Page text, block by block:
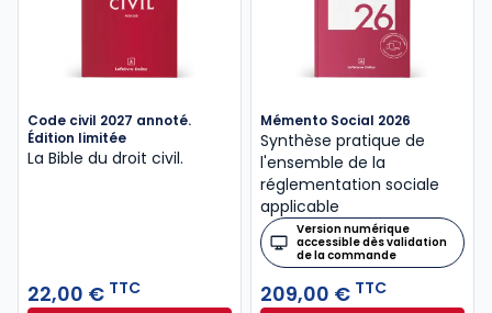
Code civil 2027 annoté.
Édition limitée
La Bible du droit civil.
22,00 € TTC
Mémento Social 2026
Synthèse pratique de
l'ensemble de la
réglementation sociale
applicable
Version numérique
accessible dès validation
de la commande
209,00 € TTC